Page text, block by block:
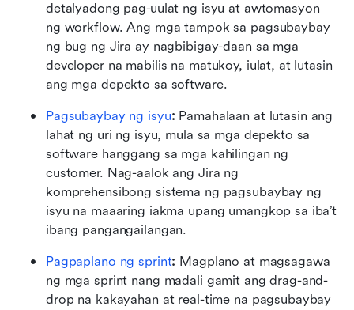
detalyadong pag-uulat ng isyu at awtomasyon
ng workflow. Ang mga tampok sa pagsubaybay
ng bug ng Jira ay nagbibigay-daan sa mga
developer na mabilis na matukoy, iulat, at lutasin
ang mga depekto sa software.
Pagsubaybay ng isyu: Pamahalaan at lutasin ang
lahat ng uri ng isyu, mula sa mga depekto sa
software hanggang sa mga kahilingan ng
customer. Nag-aalok ang Jira ng
komprehensibong sistema ng pagsubaybay ng
isyu na maaaring iakma upang umangkop sa iba’t
ibang pangangailangan.
Pagpaplano ng sprint: Magplano at magsagawa
ng mga sprint nang madali gamit ang drag-and-
drop na kakayahan at real-time na pagsubaybay